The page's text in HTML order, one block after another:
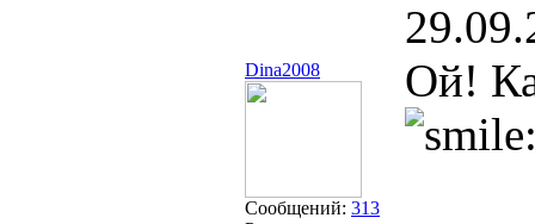
Dina2008
Сообщений: 313
Ой!